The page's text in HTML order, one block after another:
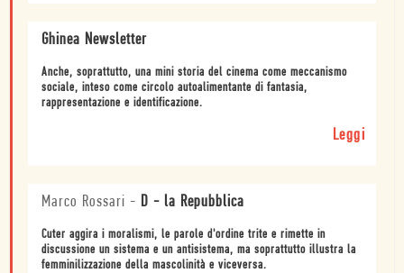
Ghinea Newsletter
Anche, soprattutto, una mini storia del cinema come meccanismo
sociale, inteso come circolo autoalimentante di fantasia,
rappresentazione e identificazione.
Leggi
Marco Rossari - D - la Repubblica
Cuter aggira i moralismi, le parole d'ordine trite e rimette in
discussione un sistema e un antisistema, ma soprattutto illustra la
femminilizzazione della mascolinità e viceversa.